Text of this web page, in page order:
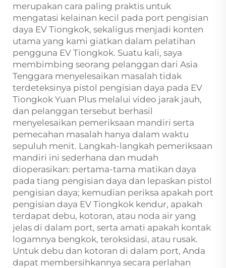
merupakan cara paling praktis untuk
mengatasi kelainan kecil pada port pengisian
daya EV Tiongkok, sekaligus menjadi konten
utama yang kami giatkan dalam pelatihan
pengguna EV Tiongkok. Suatu kali, saya
membimbing seorang pelanggan dari Asia
Tenggara menyelesaikan masalah tidak
terdeteksinya pistol pengisian daya pada EV
Tiongkok Yuan Plus melalui video jarak jauh,
dan pelanggan tersebut berhasil
menyelesaikan pemeriksaan mandiri serta
pemecahan masalah hanya dalam waktu
sepuluh menit. Langkah-langkah pemeriksaan
mandiri ini sederhana dan mudah
dioperasikan: pertama-tama matikan daya
pada tiang pengisian daya dan lepaskan pistol
pengisian daya; kemudian periksa apakah port
pengisian daya EV Tiongkok kendur, apakah
terdapat debu, kotoran, atau noda air yang
jelas di dalam port, serta amati apakah kontak
logamnya bengkok, teroksidasi, atau rusak.
Untuk debu dan kotoran di dalam port, Anda
dapat membersihkannya secara perlahan